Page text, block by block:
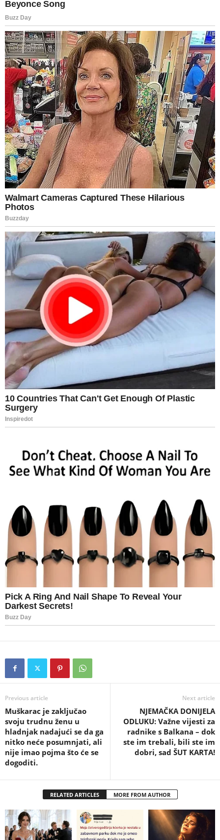
Previous article
Muškarac je zaključao
svoju trudnu ženu u
hladnjak nadajući se da ga
nitko neće posumnjati, ali
nije imao pojma što će se
dogoditi.
Next article
NJEMAČKA DONIJELA
ODLUKU: Važne vijesti za
radnike s Balkana – dok
ste im trebali, bili ste im
dobri, sad ŠUT KARTA!
RELATED ARTICLES MORE FROM AUTHOR